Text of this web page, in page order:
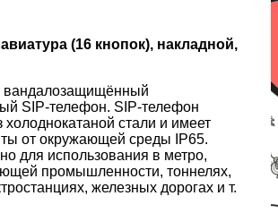
(16 кнопок), накладной,
вандалозащищённый
SIP-телефон. SIP-телефон
холоднокатаной стали и имеет
от окружающей среды IP65.
для использования в метро,
промышленности, тоннелях,
железных дорогах и т.